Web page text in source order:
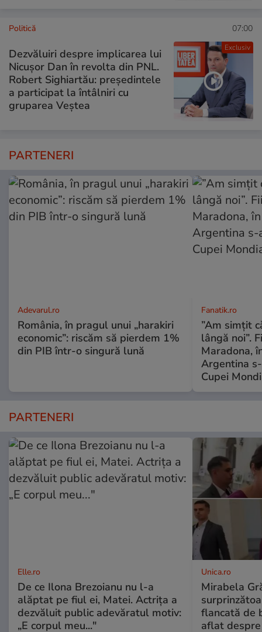
Exclusiv
Politică 07:00
Dezvăluiri despre implicarea lui
Nicușor Dan în revolta din PNL.
Robert Sighiartău: președintele
a participat la întâlniri cu
gruparea Veștea
PARTENERI
Adevarul.ro
România, în pragul unui „harakiri
economic”: riscăm să pierdem 1%
din PIB într-o singură lună
Fanatik.ro
”Am simțit
lângă noi”.
Maradona,
Argentina
Cupei
PARTENERI
Elle.ro
De ce Ilona Brezoianu nu l-a
alăptat pe fiul ei, Matei. Actrița a
dezvăluit public adevăratul motiv:
„E corpul meu..."
Unica.ro
Mirabela
flancată de
aflat